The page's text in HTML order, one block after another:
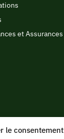
le consentement
et Assurances